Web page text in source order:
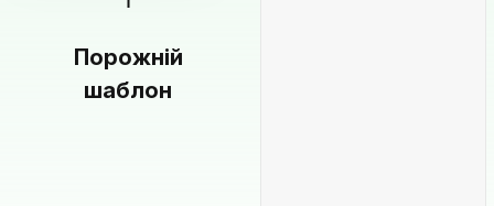
Порожній
шаблон